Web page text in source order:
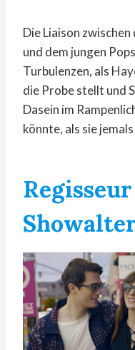
Die Liaison
und dem jungen
Turbulenzen, als
die Probe stellt und
Dasein im
könnte, als sie